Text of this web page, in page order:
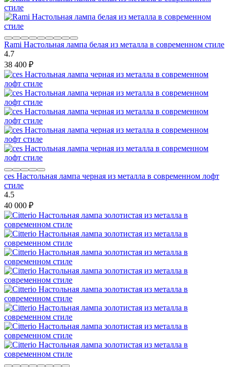
Rami Настольная лампа белая из металла в современном стиле
4.7
38 400 ₽
ces Настольная лампа черная из металла в современном лофт
стиле
4.5
40 000 ₽